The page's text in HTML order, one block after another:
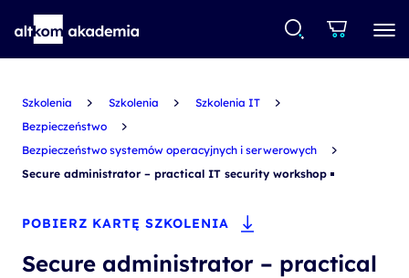
Szkolenia Szkolenia
Szkolenia IT
Bezpieczeństwo
Bezpieczeństwo systemów operacyjnych i serwerowych
Secure administrator – practical IT security workshop
POBIERZ KARTĘ SZKOLENIA
Secure administrator – practical